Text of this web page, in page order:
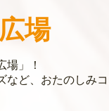
場
場」！
など、おたのしみ